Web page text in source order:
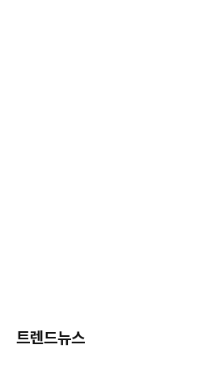
트렌드뉴스